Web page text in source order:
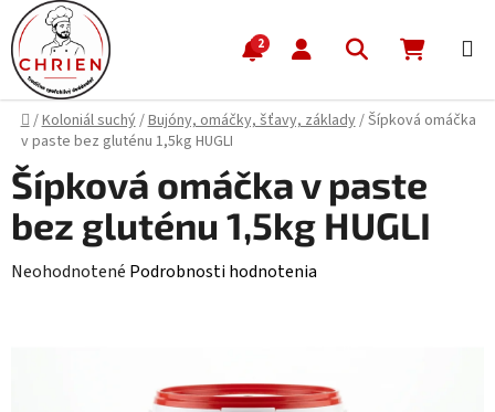
Prejsť na obsah
2 Hľadať
Domov
/Koloniál suchý/Bujóny, omáčky, šťavy, základy/Šípková omáčka
v paste bez gluténu 1,5kg HUGLI
Šípková omáčka v paste
bez gluténu 1,5kg HUGLI
Priemerné hodnotenie produktu je 0,0 z 5 hviezdičiek.
Neohodnotené Podrobnosti hodnotenia